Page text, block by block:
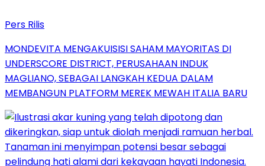
Pers Rilis
MONDEVITA MENGAKUISISI SAHAM MAYORITAS DI
UNDERSCORE DISTRICT, PERUSAHAAN INDUK
MAGLIANO, SEBAGAI LANGKAH KEDUA DALAM
MEMBANGUN PLATFORM MEREK MEWAH ITALIA BARU